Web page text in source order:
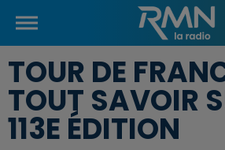
TOUR DE
TOUT SAVOIR
113E ÉDITION